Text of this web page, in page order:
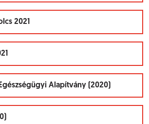
2021
Alapítvány (2020)